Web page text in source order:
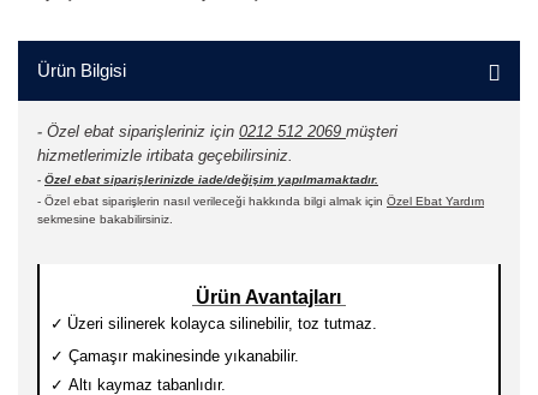
Ürün Bilgisi
- Özel ebat siparişleriniz için 0212 512 2069 müşteri
hizmetlerimizle irtibata geçebilirsiniz.
- Özel ebat siparişlerinizde iade/değişim yapılmamaktadır.
- Özel ebat siparişlerin nasıl verileceği hakkında bilgi almak için Özel Ebat Yardım
sekmesine bakabilirsiniz.
Ürün Avantajları
✓ Üzeri silinerek kolayca silinebilir, toz tutmaz.
✓ Çamaşır makinesinde yıkanabilir.
✓ Altı kaymaz tabanlıdır.